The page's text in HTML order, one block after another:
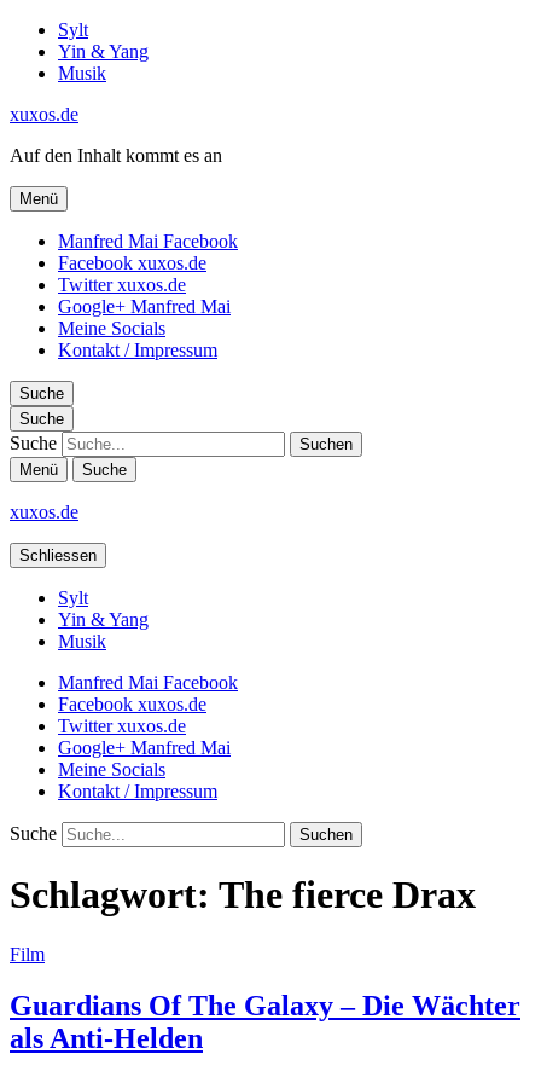
Sylt
Yin & Yang
Musik
xuxos.de
Auf den Inhalt kommt es an
Menü
Manfred Mai Facebook
Facebook xuxos.de
Twitter xuxos.de
Google+ Manfred Mai
Meine Socials
Kontakt / Impressum
Suche
Suche
Suche
Menü Suche
xuxos.de
Schliessen
Sylt
Yin & Yang
Musik
Manfred Mai Facebook
Facebook xuxos.de
Twitter xuxos.de
Google+ Manfred Mai
Meine Socials
Kontakt / Impressum
Suche
Schlagwort: The fierce Drax
Film
Guardians Of The Galaxy – Die Wächter
als Anti-Helden